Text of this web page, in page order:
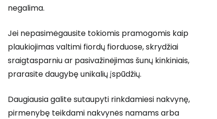
negalima.
Jei nepasimėgausite tokiomis pramogomis kaip
plaukiojimas valtimi fiordų fiorduose, skrydžiai
sraigtasparniu ar pasivažinėjimas šunų kinkiniais,
prarasite daugybę unikalių įspūdžių.
Daugiausia galite sutaupyti rinkdamiesi nakvynę,
pirmenybę teikdami nakvynės namams arba